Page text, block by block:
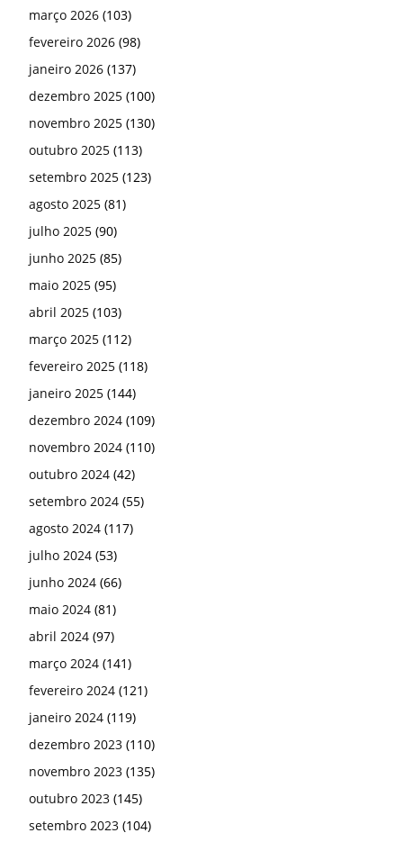
março 2026 (103)
fevereiro 2026 (98)
janeiro 2026 (137)
dezembro 2025 (100)
novembro 2025 (130)
outubro 2025 (113)
setembro 2025 (123)
agosto 2025 (81)
julho 2025 (90)
junho 2025 (85)
maio 2025 (95)
abril 2025 (103)
março 2025 (112)
fevereiro 2025 (118)
janeiro 2025 (144)
dezembro 2024 (109)
novembro 2024 (110)
outubro 2024 (42)
setembro 2024 (55)
agosto 2024 (117)
julho 2024 (53)
junho 2024 (66)
maio 2024 (81)
abril 2024 (97)
março 2024 (141)
fevereiro 2024 (121)
janeiro 2024 (119)
dezembro 2023 (110)
novembro 2023 (135)
outubro 2023 (145)
setembro 2023 (104)